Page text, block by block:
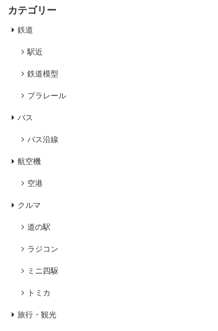
カテゴリー
鉄道
駅近
鉄道模型
プラレール
バス
バス沿線
航空機
空港
クルマ
道の駅
ラジコン
ミニ四駆
トミカ
旅行・観光